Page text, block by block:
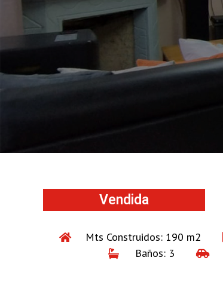
Vendida
Mts Construidos: 190 m2
Baños: 3